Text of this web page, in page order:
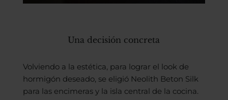
Una decisión concreta
Volviendo a la estética, para lograr el look de
hormigón deseado, se eligió Neolith Beton Silk
para las encimeras y la isla central de la cocina.